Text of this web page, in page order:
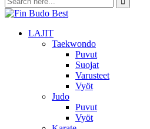
LAJIT
Taekwondo
Puvut
Suojat
Varusteet
Vyöt
Judo
Puvut
Vyöt